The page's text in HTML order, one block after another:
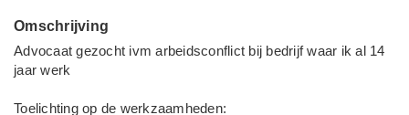
Omschrijving
Advocaat gezocht ivm arbeidsconflict bij bedrijf waar ik al 14
jaar werk
Toelichting op de werkzaamheden: